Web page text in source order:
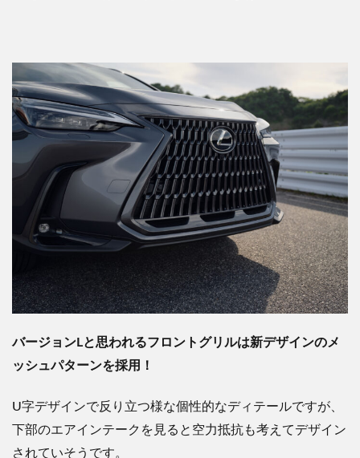
バージョンLと思われるフロントグリルは新デザインのメ
ッシュパターンを採用！
U字デザインで反り立つ様な個性的なディテールですが、
下部のエアインテークを見ると空力抵抗も考えてデザイン
されていそうです。